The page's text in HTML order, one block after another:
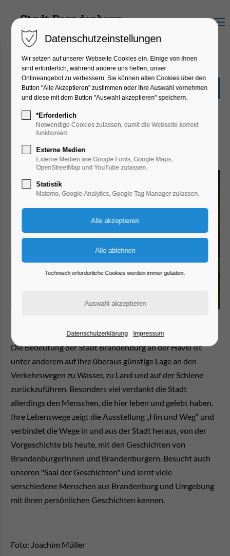
Menu
Sonderausstellung "Hin &
Weg"
Ausstellung, Kinder, Jugend, Kunst,
Mitmach-Aktion
27.08.2025, 13:00–17:00
Die Bedeutung der Stadt Brandenburg an der Havel ist
unter anderem auf ihre überaus günstige Lage an den
Verkehrswegen zu Wasser, zu Land und auf der Schiene
zurückzuführen. Besonders viel verdankt die Stadt
allerdings den Menschen, die hier leben und gelebt haben.
Ihre Lebenswege zeigt die Ausstellung „Hin und Weg“ und
verbindet die Wege in und aus der Stadt heraus, von der
Vorgeschichte bis heute, mit den Geschichten von
Brandenburgerinnen und Brandenburgern. Besucht auch
unseren "Saal der Geschichten" und lernt viele
verschiedene Menschen aus Brandenburg und Umgebung
mit ihren persönlichen Geschichten kennen.
Foto: Joachim Müller
Datenschutzeinstellungen
Wir setzen auf unserer Webseite Cookies ein. Einige von ihnen
sind erforderlich, während andere uns helfen, unser
Onlineangebot zu verbessern. Sie können allen Cookies über den
Button "Alle Akzeptieren" zustimmen oder Ihre Auswahl vornehmen
und diese mit dem Button "Auswahl akzeptieren" speichern.
*Erforderlich
Notwendige Cookies zulassen, damit die Webseite korrekt
funktioniert.
Externe Medien
Externe Medien wie Google Fonts, Google Maps,
OpenStreetMap und YouTube zulassen.
Statistik
Matomo, Google Analytics, Google Tag Manager zulassen.
Technisch erforderliche Cookies werden immer geladen.
Datenschutzerklärung Impressum